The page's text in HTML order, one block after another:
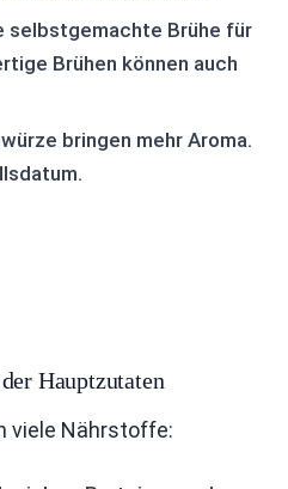
selbstgemachte Brühe für
Brühen können auch
bringen mehr Aroma.
Hauptzutaten
viele Nährstoffe: